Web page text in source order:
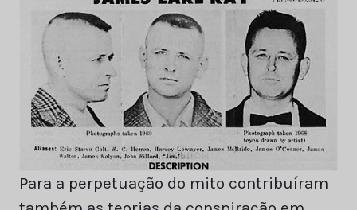
Para a perpetuação do mito contribuíram